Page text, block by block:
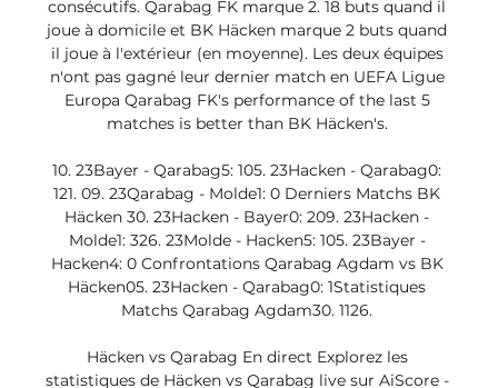
consécutifs. Qarabag FK marque 2. 18 buts quand il
joue à domicile et BK Häcken marque 2 buts quand
il joue à l'extérieur (en moyenne). Les deux équipes
n'ont pas gagné leur dernier match en UEFA Ligue
Europa Qarabag FK's performance of the last 5
matches is better than BK Häcken's.
10. 23Bayer - Qarabag5: 105. 23Hacken - Qarabag0:
121. 09. 23Qarabag - Molde1: 0 Derniers Matchs BK
Häcken 30. 23Hacken - Bayer0: 209. 23Hacken -
Molde1: 326. 23Molde - Hacken5: 105. 23Bayer -
Hacken4: 0 Confrontations Qarabag Agdam vs BK
Häcken05. 23Hacken - Qarabag0: 1Statistiques
Matchs Qarabag Agdam30. 1126.
Häcken vs Qarabag En direct Explorez les
statistiques de Häcken vs Qarabag live sur AiScore -